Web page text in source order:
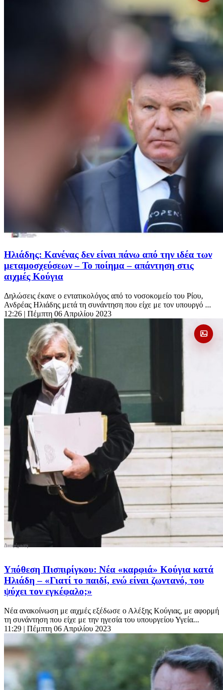
Ηλιάδης: Κανένας δεν είναι πάνω από την ιδέα των
μεταμοσχεύσεων – Το ποίημα – απάντηση στις
αιχμές Κούγια
Δηλώσεις έκανε ο εντατικολόγος από το νοσοκομείο του Ρίου,
Ανδρέας Ηλιάδης μετά τη συνάντηση που είχε με τον υπουργό ...
12:26 | Πέμπτη 06 Απριλίου 2023
Υπόθεση Πισπιρίγκου: Νέα «καρφιά» Κούγια κατά
Ηλιάδη – «Γιατί το παιδί, ενώ είναι ζωντανό, του
ψύχει τον εγκέφαλο;»
Νέα ανακοίνωση με αιχμές εξέδωσε ο Αλέξης Κούγιας, με αφορμή
τη συνάντηση που είχε με την ηγεσία του υπουργείου Υγεία...
11:29 | Πέμπτη 06 Απριλίου 2023